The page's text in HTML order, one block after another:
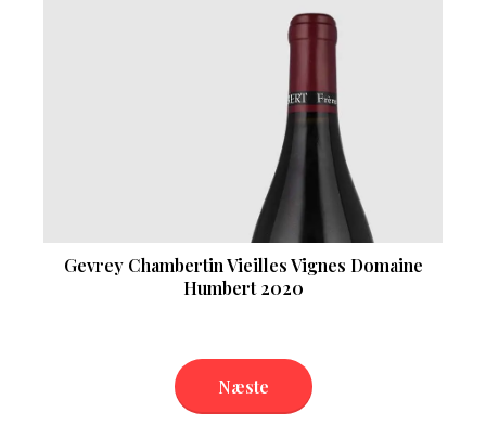
Gevrey Chambertin Vieilles Vignes Domaine
Humbert 2020
Næste